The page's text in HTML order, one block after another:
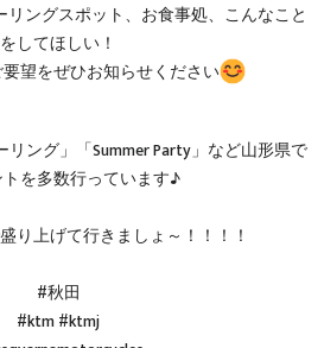
ングスポット、お食事処、こんなこと
をしてほしい！
望をぜひお知らせください
ング」「Summer Party」など山形県で
を多数行っています♪
り上げて行きましょ～！！！！
#秋田
#ktm #ktmj